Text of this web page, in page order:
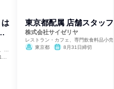
総
東京都配属 店舗スタッフ
株式会社サイゼリヤ
レストラン・カフェ、専門飲食料品小
合商社・専門商社・卸売
東京都 8月31日締切